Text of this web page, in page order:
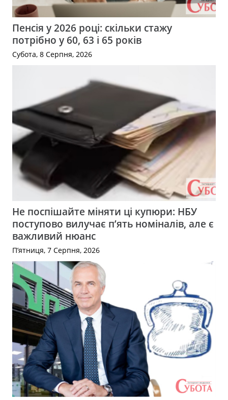
Пенсія у 2026 році: скільки стажу
потрібно у 60, 63 і 65 років
Субота, 8 Серпня, 2026
Не поспішайте міняти ці купюри: НБУ
поступово вилучає п’ять номіналів, але є
важливий нюанс
П’ятниця, 7 Серпня, 2026